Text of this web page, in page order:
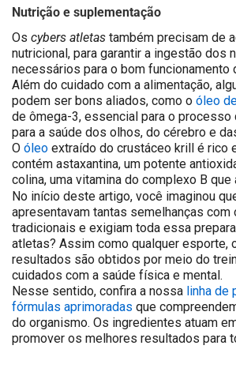
Nutrição e suplementação
Os cybers atletas também precisam de
nutricional, para garantir a ingestão dos
necessários para o bom funcionamento
Além do cuidado com a alimentação,
podem ser bons aliados, como o óleo
de ômega-3, essencial para o processo
para a saúde dos olhos, do cérebro e
O óleo extraído do crustáceo krill é rico
contém astaxantina, um potente
colina, uma vitamina do complexo B que
No início deste artigo, você imaginou
apresentavam tantas semelhanças
tradicionais e exigiam toda essa
atletas? Assim como qualquer esporte,
resultados são obtidos por meio do
cuidados com a saúde física e mental.
Nesse sentido, confira a nossa linha de
fórmulas aprimoradas que
do organismo. Os ingredientes atuam
promover os melhores resultados para